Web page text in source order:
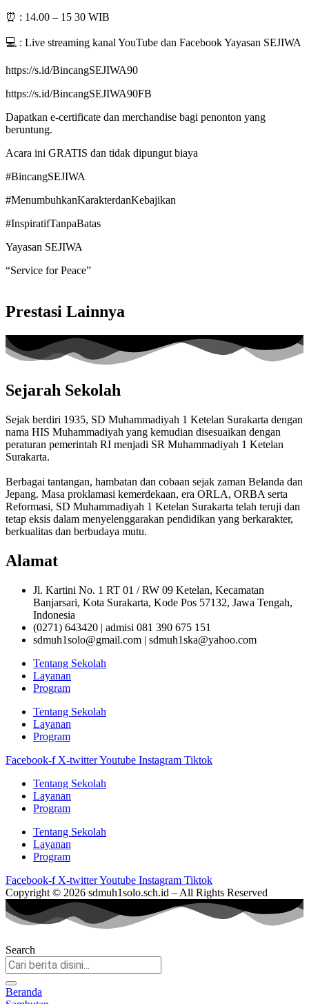
⏰ : 14.00 – 15 30 WIB
💻 : Live streaming kanal YouTube dan Facebook Yayasan SEJIWA
https://s.id/BincangSEJIWA90
https://s.id/BincangSEJIWA90FB
Dapatkan e-certificate dan merchandise bagi penonton yang
beruntung.
Acara ini GRATIS dan tidak dipungut biaya
#BincangSEJIWA
#MenumbuhkanKarakterdanKebajikan
#InspiratifTanpaBatas
Yayasan SEJIWA
“Service for Peace”
Prestasi Lainnya
Sejarah Sekolah
Sejak berdiri 1935, SD Muhammadiyah 1 Ketelan Surakarta dengan
nama HIS Muhammadiyah yang kemudian disesuaikan dengan
peraturan pemerintah RI menjadi SR Muhammadiyah 1 Ketelan
Surakarta.
Berbagai tantangan, hambatan dan cobaan sejak zaman Belanda dan
Jepang. Masa proklamasi kemerdekaan, era ORLA, ORBA serta
Reformasi, SD Muhammadiyah 1 Ketelan Surakarta telah teruji dan
tetap eksis dalam menyelenggarakan pendidikan yang berkarakter,
berkualitas dan berbudaya mutu.
Alamat
Jl. Kartini No. 1 RT 01 / RW 09 Ketelan, Kecamatan
Banjarsari, Kota Surakarta, Kode Pos 57132, Jawa Tengah,
Indonesia
(0271) 643420 | admisi 081 390 675 151
sdmuh1solo@gmail.com | sdmuh1ska@yahoo.com
Tentang Sekolah
Layanan
Program
Tentang Sekolah
Layanan
Program
Facebook-f X-twitterYoutube Instagram Tiktok
Tentang Sekolah
Layanan
Program
Tentang Sekolah
Layanan
Program
Facebook-f X-twitterYoutube Instagram Tiktok
Copyright © 2026 sdmuh1solo.sch.id – All Rights Reserved
Search
Beranda